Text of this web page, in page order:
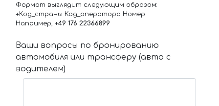
Формат выглядит следующим образом:
+Код_страны Код_оператора Номер
Например, +49 176 22366899
Ваши вопросы по бронированию
автомобиля или трансферу (авто с
водителем)